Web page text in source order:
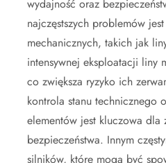
wydajność oraz
najczęstszych problemów
mechanicznych, takich jak
intensywnej eksploatacji liny
co zwiększa ryzyko ich
kontrola stanu technicznego
elementów jest kluczowa dla
bezpieczeństwa. Innym
silników, które mogą być